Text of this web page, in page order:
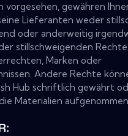
vorgesehen, gewähren
Lieferanten weder
oder anderweitig
stillschweigenden
Marken oder
Andere Rechte
Hub schriftlich gewährt
Materialien